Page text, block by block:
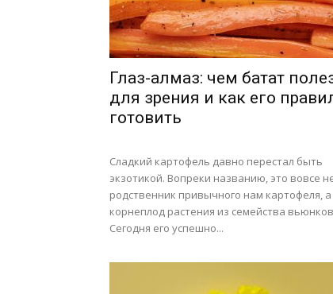
Глаз-алмаз: чем батат
для зрения и как его
готовить
Сладкий картофель давно перестал быть
экзотикой. Вопреки названию, это вовсе
родственник привычного нам картофеля, а
корнеплод растения из семейства
Сегодня его успешно...